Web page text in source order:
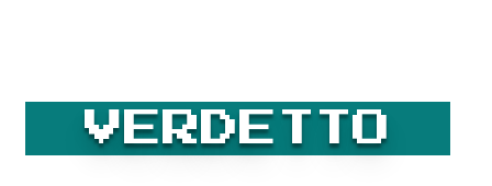
VERDETTO